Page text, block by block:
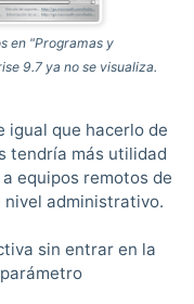
en "Programas y
9.7 ya no se visualiza.
igual que hacerlo de
tendría más utilidad
equipos remotos de
nivel administrativo.
sin entrar en la